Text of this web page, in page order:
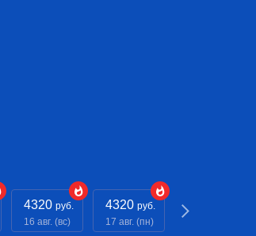
4320 руб.
16 авг. (вс)
4320 руб.
17 авг. (пн)